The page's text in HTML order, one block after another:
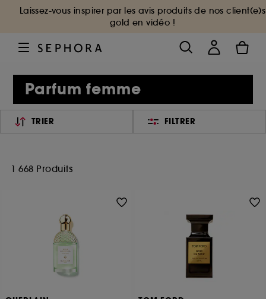
Laissez-vous inspirer par les avis produits de nos client(e)s
gold en vidéo !
Parfum femme
TRIER FILTRER
1 668 Produits